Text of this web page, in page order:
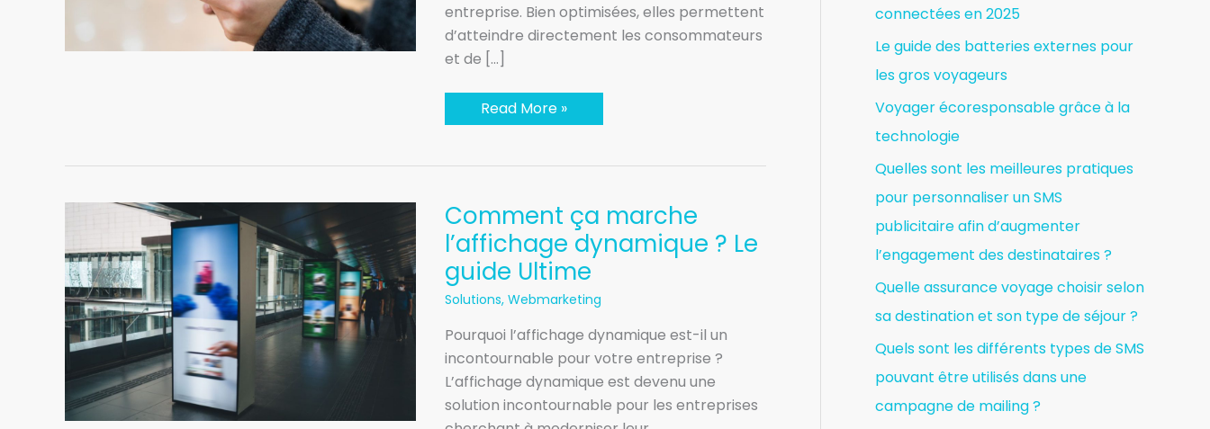
entreprise. Bien optimisées, elles permettent
d’atteindre directement les consommateurs
et de […]
Read More »
Comment ça marche
l’affichage dynamique ? Le
guide Ultime
Solutions, Webmarketing
Pourquoi l’affichage dynamique est-il un
incontournable pour votre entreprise ?
L’affichage dynamique est devenu une
solution incontournable pour les entreprises
Comment
ça
marche
l’affichage
dynamique
?
Le
guide
connectées en 2025
Le guide des batteries externes pour
les gros voyageurs
Voyager écoresponsable grâce à la
technologie
Quelles sont les meilleures pratiques
pour personnaliser un SMS
publicitaire afin d’augmenter
l’engagement des destinataires ?
Quelle assurance voyage choisir selon
sa destination et son type de séjour ?
Quels sont les différents types de SMS
pouvant être utilisés dans une
campagne de mailing ?